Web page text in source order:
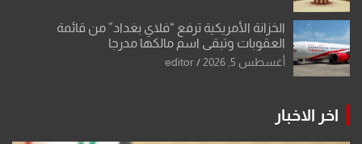
الخزانة الأمريكية ترفع “فلاي بغداد” من قائمة
العقوبات وتبقي اسم مالكها مدرجا
أغسطس 5, 2026 editor
اخر الاخبار